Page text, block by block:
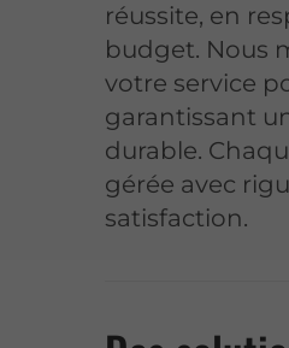
réussite, en
budget. Nous
votre service
garantissant
durable.
gérée avec
satisfaction.